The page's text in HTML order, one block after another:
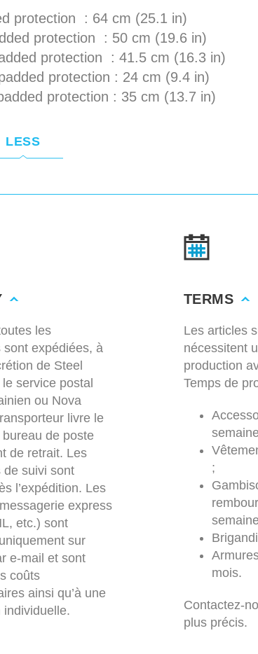
protection : 64 cm (25.1 in)
protection : 50 cm (19.6 in)
protection : 41.5 cm (16.3 in)
protection : 24 cm (9.4 in)
protection : 35 cm (13.7 in)
LESS
les
expédiées, à
de Steel
service postal
ou Nova
livre le
de poste
de retrait. Les
de suivi sont
l’expédition. Les
express
etc.) sont
sur
e-mail et sont
coûts
ainsi qu’à une
individuelle.
TERMS
Les articles
nécessitent
production
Temps de
;
mois.
Contactez-
plus précis.